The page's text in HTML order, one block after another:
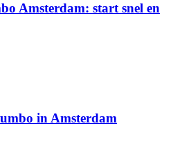
Amsterdam: start snel en
in Amsterdam